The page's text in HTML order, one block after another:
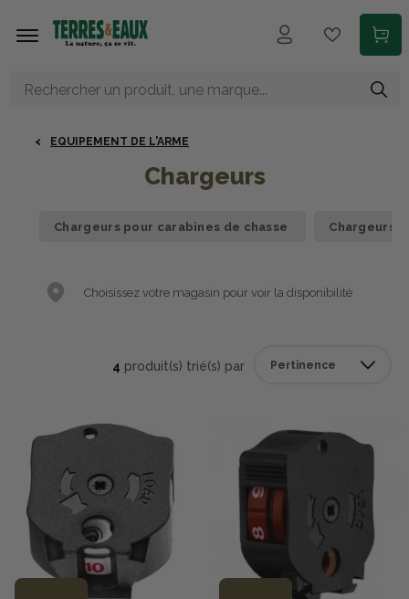
EQUIPEMENT DE L'ARME
Chargeurs
Chargeurs pour carabines de chasse Chargeurs
Choisissez votre magasin pour voir la disponibilité
4 produit(s) trié(s) par